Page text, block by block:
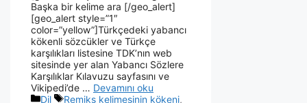
Başka bir kelime ara [/geo_alert]
[geo_alert style=”1″
color=”yellow”]Türkçedeki yabancı
kökenli sözcükler ve Türkçe
karşılıkları listesine TDK’nın web
sitesinde yer alan Yabancı Sözlere
Karşılıklar Kılavuzu sayfasını ve
Vikipedi’de … Devamını oku
Dil
Remiks kelimesinin kökeni,